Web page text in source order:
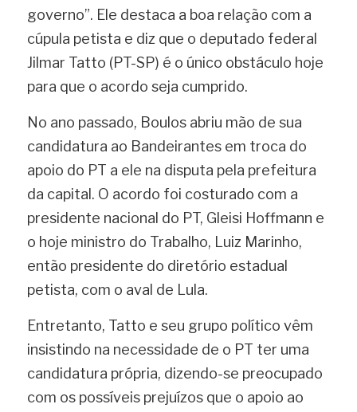
governo”. Ele destaca a boa relação com a
cúpula petista e diz que o deputado federal
Jilmar Tatto (PT-SP) é o único obstáculo hoje
para que o acordo seja cumprido.
No ano passado, Boulos abriu mão de sua
candidatura ao Bandeirantes em troca do
apoio do PT a ele na disputa pela prefeitura
da capital. O acordo foi costurado com a
presidente nacional do PT, Gleisi Hoffmann e
o hoje ministro do Trabalho, Luiz Marinho,
então presidente do diretório estadual
petista, com o aval de Lula.
Entretanto, Tatto e seu grupo político vêm
insistindo na necessidade de o PT ter uma
candidatura própria, dizendo-se preocupado
com os possíveis prejuízos que o apoio ao